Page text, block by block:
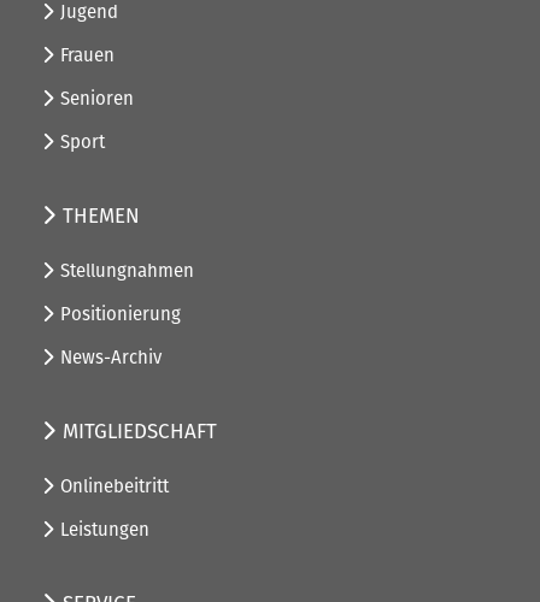
Jugend
Frauen
Senioren
Sport
THEMEN
Stellungnahmen
Positionierung
News-Archiv
MITGLIEDSCHAFT
Onlinebeitritt
Leistungen